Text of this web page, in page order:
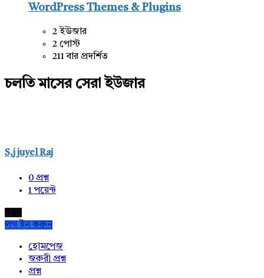
WordPress Themes & Plugins
2 ইউজার
2 পোস্ট
211 বার প্রদর্শিত
চলতি মাসের সেরা ইউজার
S,j juyel Raj
0 প্রশ্ন
1পয়েন্ট
লগ ইন করুন
Exploreহোমপেজ
জরুরী প্রশ্ন
প্রশ্ন